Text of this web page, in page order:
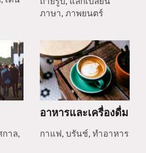
ภาษา, ภาพยนตร์
าล,
อาหารและเครื่องดื่ม
กาแฟ, บรันช์, ทำอาหาร